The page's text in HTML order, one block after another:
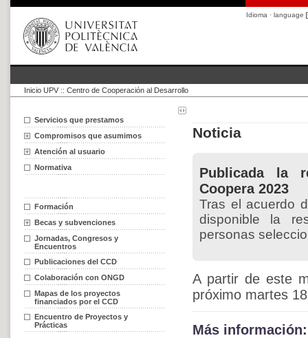
Idioma · language
Inicio UPV :: Centro de Cooperación al Desarrollo
Servicios que prestamos
Compromisos que asumimos
Atención al usuario
Normativa
Formación
Becas y subvenciones
Jornadas, Congresos y
Encuentros
Publicaciones del CCD
Colaboración con ONGD
Mapas de los proyectos
financiados por el CCD
Encuentro de Proyectos y
Prácticas
Noticia
Publicada la
Coopera 2023
Tras el acuerdo
disponible la
personas
A partir de este
próximo martes
Más información: